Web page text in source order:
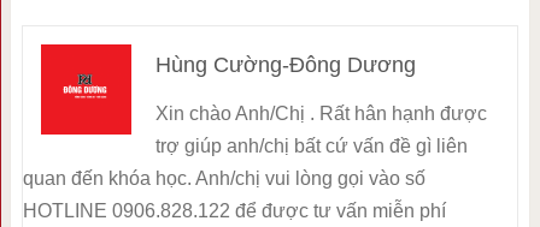
Hùng Cường-Đông Dương
Xin chào Anh/Chị . Rất hân hạnh được
trợ giúp anh/chị bất cứ vấn đề gì liên
quan đến khóa học. Anh/chị vui lòng gọi vào số
HOTLINE 0906.828.122 để được tư vấn miễn phí